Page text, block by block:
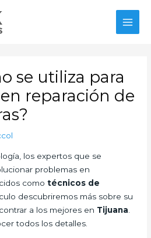
se utiliza para
reparación de
los expertos que se
problemas en
comotécnicos de
descubriremos más sobre su
a los mejores en Tijuana
todos los detalles.